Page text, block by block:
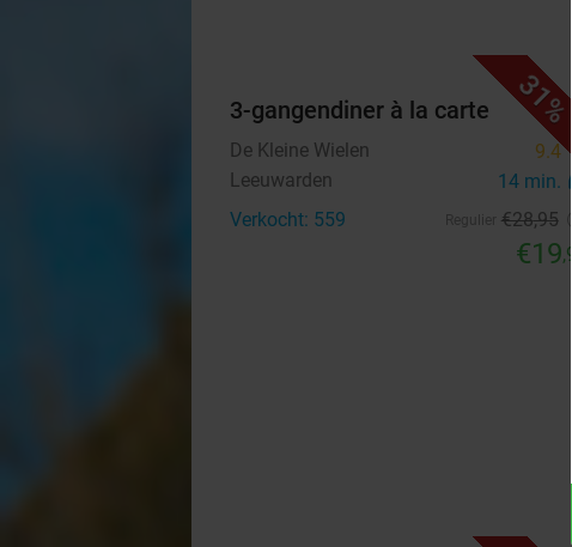
31%
3-gangendiner à la carte
De Kleine Wielen 9.4
Leeuwarden 14 min.
Verkocht: 559 €28,95
€19